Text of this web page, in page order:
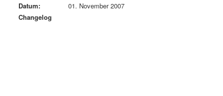
Datum:
01. November 2007
Changelog